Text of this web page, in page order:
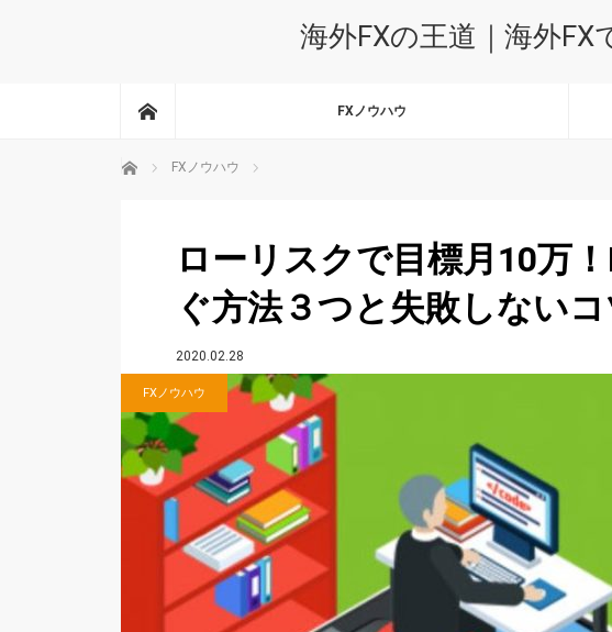
海外FXの王道｜海外
FXノウハウ
ホーム FXノウハウ
ローリスクで目標月10万
ぐ方法３つと失敗しないコ
FXノウハウ
2020.02.28